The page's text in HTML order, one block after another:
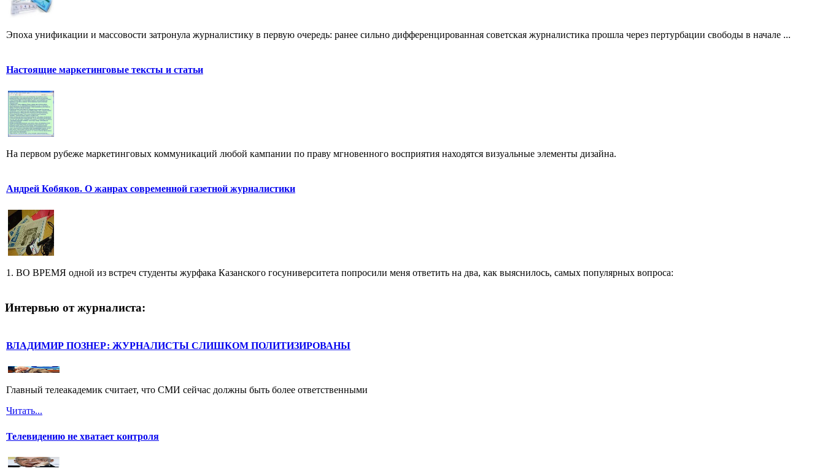
Эпоха унификации и массовости затронула журналистику в первую очередь: ранее сильно дифференцированная советская журналистика прошла через пертурбации свободы в начале ...
Настоящие маркетинговые тексты и статьи
На первом рубеже маркетинговых коммуникаций любой кампании по праву мгновенного восприятия находятся визуальные элементы дизайна.
Андрей Кобяков. О жанрах современной газетной журналистики
1. ВО ВРЕМЯ одной из встреч студенты журфака Казанского госуниверситета попросили меня ответить на два, как выяснилось, самых популярных вопроса:
Интервью от журналиста:
ВЛАДИМИР ПОЗНЕР: ЖУРНАЛИСТЫ СЛИШКОМ ПОЛИТИЗИРОВАНЫ
Главный телеакадемик считает, что СМИ сейчас должны быть более ответственными
Читать...
Телевидению не хватает контроля